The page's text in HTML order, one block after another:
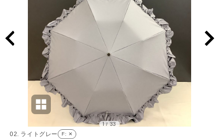
02. ライトグレー F: ✕
1/33